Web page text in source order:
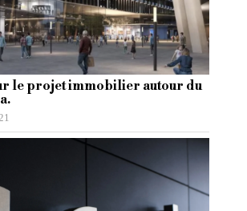
le projet immobilier autour du